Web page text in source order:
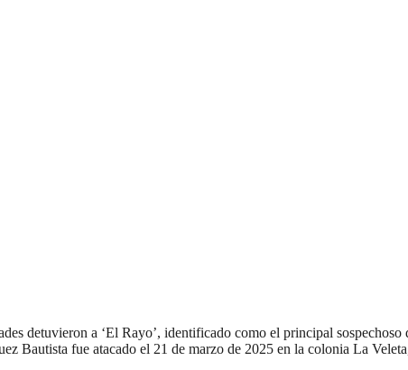
detuvieron a ‘El Rayo’, identificado como el principal
Bautista fue atacado el 21 de marzo de 2025 en la colonia La